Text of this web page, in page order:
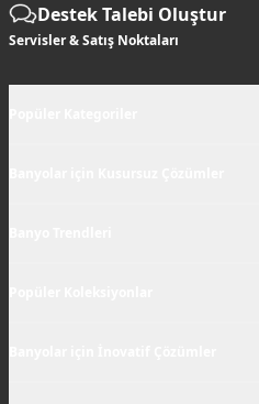
Destek Talebi Oluştur
Servisler & Satış Noktaları